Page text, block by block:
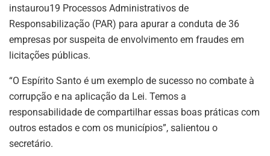
instaurou19 Processos Administrativos de
Responsabilização (PAR) para apurar a conduta de 36
empresas por suspeita de envolvimento em fraudes em
licitações públicas.
“O Espírito Santo é um exemplo de sucesso no combate à
corrupção e na aplicação da Lei. Temos a
responsabilidade de compartilhar essas boas práticas com
outros estados e com os municípios”, salientou o
secretário.